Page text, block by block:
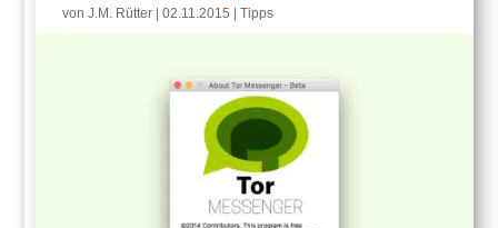
vonJ.M. Rütter |02.11.2015 |Tipps